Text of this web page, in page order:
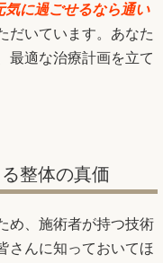
気に過ごせるなら通い
だいています。あなた
最適な治療計画を立て
整体の真価
め、施術者が持つ技術
さんに知っておいてほ